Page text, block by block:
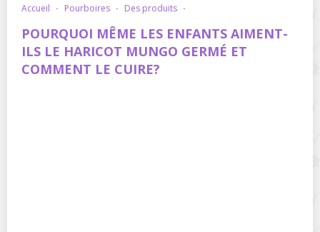
accueil · pourboires · des produits ·
POURQUOI MÊME LES ENFANTS AIMENT-
ILS LE HARICOT MUNGO GERMÉ ET
COMMENT LE CUIRE?